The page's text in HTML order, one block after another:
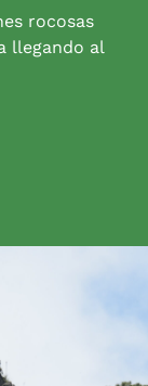
rocosas
llegando al